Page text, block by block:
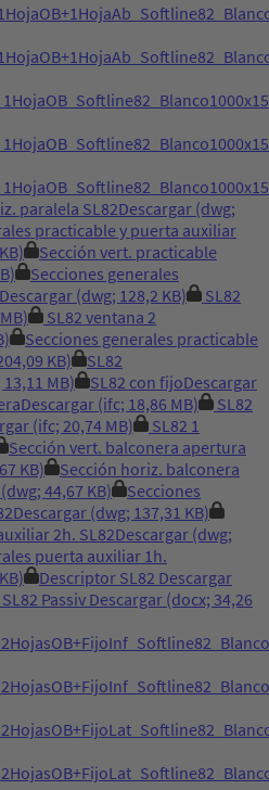
paralela SL82Descargar (dwg;
practicable y puerta auxiliar
Sección vert. practicable
Secciones generales
Descargar (dwg; 128,2 KB)
SL82
SL82 ventana 2
Secciones generales practicable
KB)
SL82
MB) SL82 con fijoDescargar
Descargar (ifc; 18,86 MB)
SL82
(ifc; 20,74 MB)
SL82 1
Sección vert. balconera apertura
KB)
Sección horiz. balconera
(dwg; 44,67 KB)
Secciones
Descargar (dwg; 137,31 KB)
2h. SL82Descargar (dwg;
puerta auxiliar 1h.
Descriptor SL82 Descargar
Passiv Descargar (docx; 34,26